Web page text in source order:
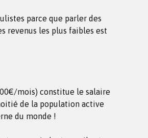
parce que parler des
revenus les plus faibles est
mois) constitue le salaire
de la population active
du monde !